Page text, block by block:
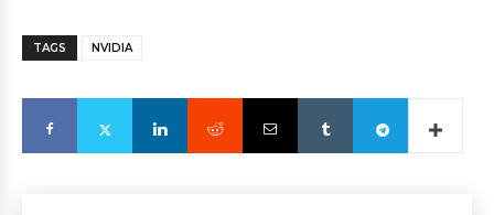
TAGS NVIDIA